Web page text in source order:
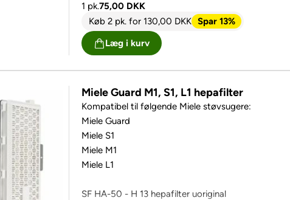
1 pk.75,00 DKK
Køb 2 pk. for 130,00 DKK Spar 13%
Læg i kurv
Miele Guard M1, S1, L1 hepafilter
Kompatibel til følgende Miele støvsugere:
Miele Guard
Miele S1
Miele M1
Miele L1
SF HA-50 - H 13 hepafilter uoriginal